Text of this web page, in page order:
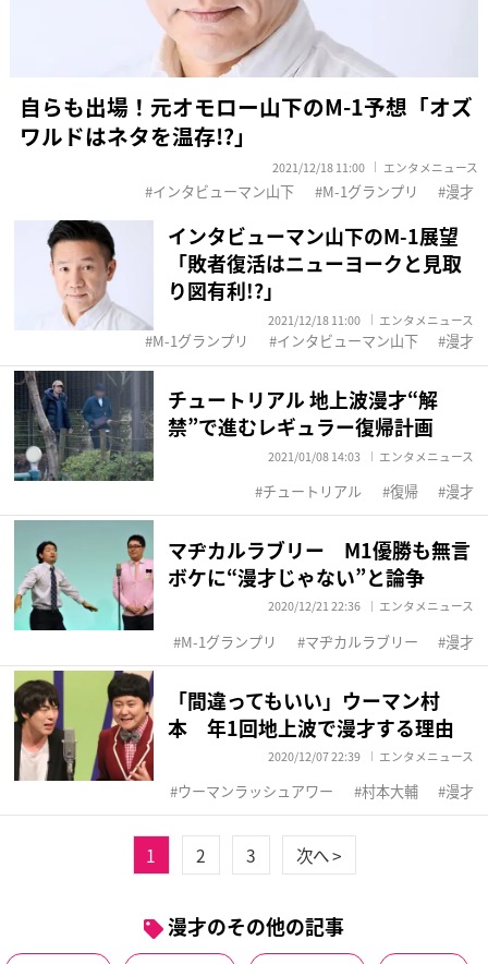
自らも出場！元オモロー山下のM-1予想「オズ
ワルドはネタを温存!?」
2021/12/18 11:00 エンタメニュース
インタビューマン山下 M-1グランプリ 漫才
インタビューマン山下のM-1展望
「敗者復活はニューヨークと見取
り図有利!?」
2021/12/18 11:00 エンタメニュース
M-1グランプリ インタビューマン山下 漫才
チュートリアル 地上波漫才“解
禁”で進むレギュラー復帰計画
2021/01/08 14:03 エンタメニュース
チュートリアル 復帰 漫才
マヂカルラブリー M1優勝も無言
ボケに“漫才じゃない”と論争
2020/12/21 22:36 エンタメニュース
M-1グランプリ マヂカルラブリー 漫才
「間違ってもいい」ウーマン村
本 年1回地上波で漫才する理由
2020/12/07 22:39 エンタメニュース
ウーマンラッシュアワー 村本大輔 漫才
1 2 3 次へ >
漫才のその他の記事